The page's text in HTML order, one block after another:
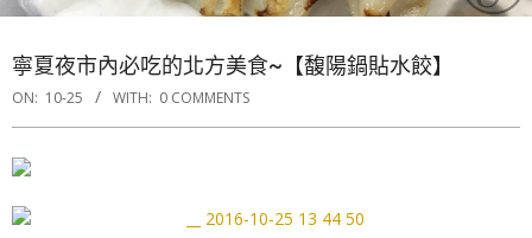
寧夏夜市內必吃的北方美食~【馥陽鍋貼水餃】
ON: 10-25 WITH: 0 COMMENTS